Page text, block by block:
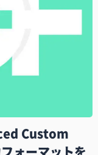
Custom